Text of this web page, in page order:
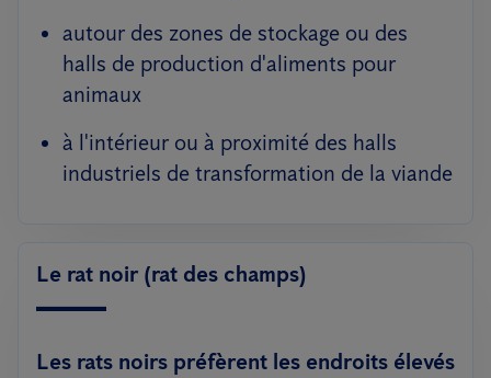
autour des zones de stockage ou des
halls de production d'aliments pour
animaux
à l'intérieur ou à proximité des halls
industriels de transformation de la viande
Le rat noir (rat des champs)
Les rats noirs préfèrent les endroits élevés